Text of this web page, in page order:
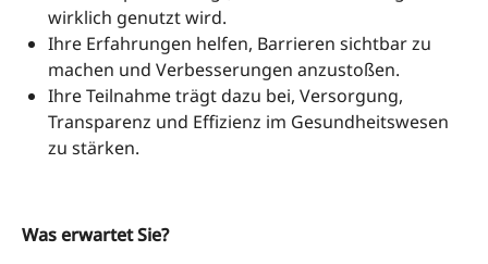
wirklich genutzt wird.
Ihre Erfahrungen helfen, Barrieren sichtbar zu
machen und Verbesserungen anzustoßen.
Ihre Teilnahme trägt dazu bei, Versorgung,
Transparenz und Effizienz im Gesundheitswesen
zu stärken.
Was erwartet Sie?